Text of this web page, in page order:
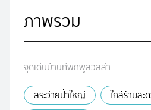
ภาพรวม
จุดเด่นบ้านที่พักพูลวิลล่า
สระว่ายน้ำใหญ่
ใกล้ร้านส